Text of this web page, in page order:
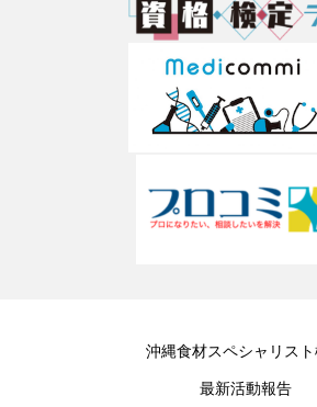
沖縄食材スペシャリス
最新活動報告